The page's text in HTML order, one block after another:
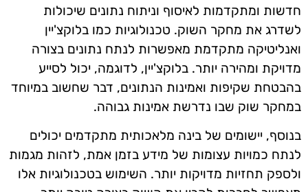
חדשות ומתקדמות לאיסוף וניתוח נתונים שיכולות
לשדרג את מחקר השוק. טכנולוגיות כמו בלוקצ'יין
ואנליטיקה מתקדמת מאפשרות לנתח נתונים בצורה
מדויקת ומהירה יותר. בלוקצ'יין, לדוגמה, יכול לסייע
בהבטחת שקיפות ואמינות הנתונים, דבר שחשוב במיוחד
במחקר שוק שבו נדרשת אמינות גבוהה.
בנוסף, יישומים של בינה מלאכותית מתקדמים יכולים
לנתח כמויות עצומות של מידע בזמן אמת, לזהות מגמות
ולספק תחזיות מדויקות יותר. השימוש בטכנולוגיות אלו